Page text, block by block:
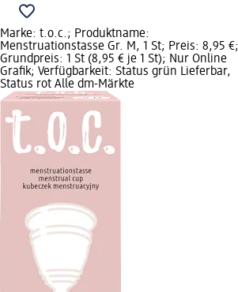
Marke: t.o.c.; Produktname:
Menstruationstasse Gr. M, 1 St; Preis: 8,95 €;
Grundpreis: 1 St (8,95 € je 1 St); Nur Online
Grafik; Verfügbarkeit: Status grün Lieferbar,
Status rot Alle dm-Märkte